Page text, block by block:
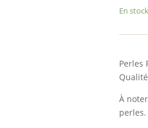
En stock
Perles
À
perles.